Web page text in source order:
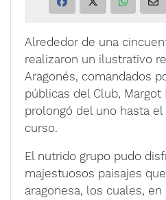
Alrededor de una
realizaron un ilustrativo
Aragonés, comandados
públicas del Club, Margot
prolongó del uno hasta
curso.
El nutrido grupo pudo
majestuosos paisajes
aragonesa, los cuales,